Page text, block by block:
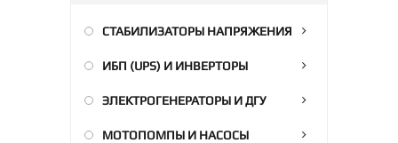
СТАБИЛИЗАТОРЫ НАПРЯЖЕНИЯ
ИБП (UPS) И ИНВЕРТОРЫ
ЭЛЕКТРОГЕНЕРАТОРЫ И ДГУ
МОТОПОМПЫ И НАСОСЫ